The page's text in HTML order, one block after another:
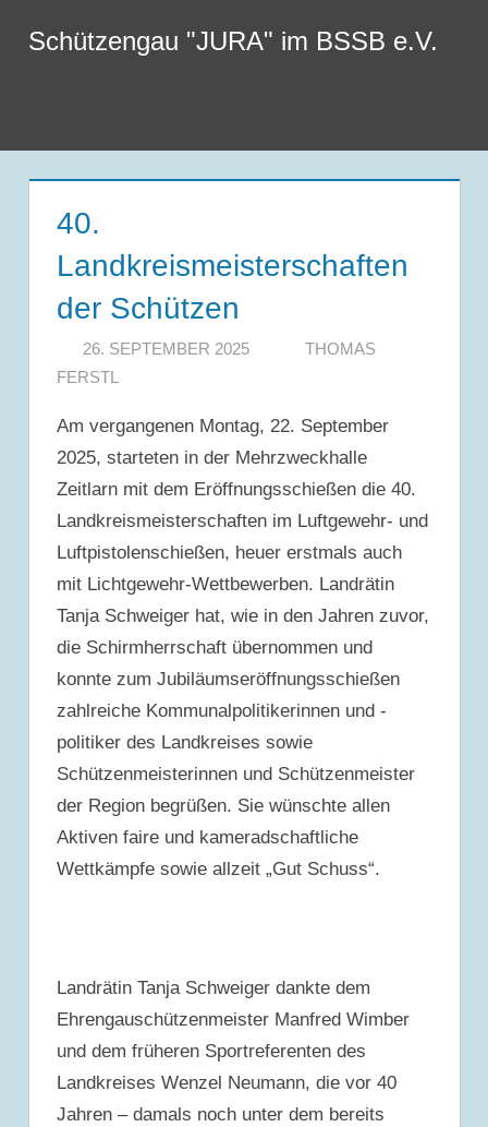
InhaltSchützengau "JURA" im BSSB e.V.
40.
Landkreismeisterschaften
der Schützen
26. SEPTEMBER 2025
THOMAS
FERSTL
Am vergangenen Montag, 22. September
2025, starteten in der Mehrzweckhalle
Zeitlarn mit dem Eröffnungsschießen die 40.
Landkreismeisterschaften im Luftgewehr- und
Luftpistolenschießen, heuer erstmals auch
mit Lichtgewehr-Wettbewerben. Landrätin
Tanja Schweiger hat, wie in den Jahren zuvor,
die Schirmherrschaft übernommen und
konnte zum Jubiläumseröffnungsschießen
zahlreiche Kommunalpolitikerinnen und -
politiker des Landkreises sowie
Schützenmeisterinnen und Schützenmeister
der Region begrüßen. Sie wünschte allen
Aktiven faire und kameradschaftliche
Wettkämpfe sowie allzeit „Gut Schuss“.
Landrätin Tanja Schweiger dankte dem
Ehrengauschützenmeister Manfred Wimber
und dem früheren Sportreferenten des
Landkreises Wenzel Neumann, die vor 40
Jahren – damals noch unter dem bereits